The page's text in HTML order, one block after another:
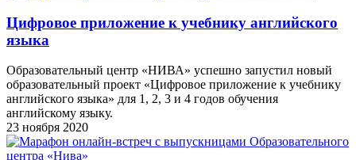
Цифровое приложение к учебнику английского
языка
Образовательный центр «НИВА» успешно запустил новый
образовательный проект «Цифровое приложение к учебнику
английского языка» для 1, 2, 3 и 4 годов обучения
английскому языку.
23 ноября 2020